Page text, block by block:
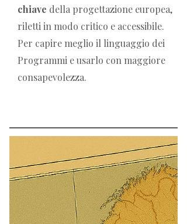
chiave della progettazione europea,
riletti in modo critico e accessibile.
Per capire meglio il linguaggio dei
Programmi e usarlo con maggiore
consapevolezza.